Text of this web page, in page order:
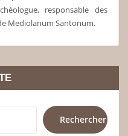
responsable des
Mediolanum Santonum.
Rechercher